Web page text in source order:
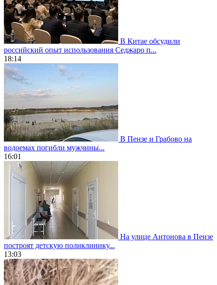
В Китае обсудили
российский опыт использования Седжаро п...
18:14
В Пензе и Грабово на
водоемах погибли мужчины...
16:01
На улице Антонова в Пензе
построят детскую поликлинику...
13:03